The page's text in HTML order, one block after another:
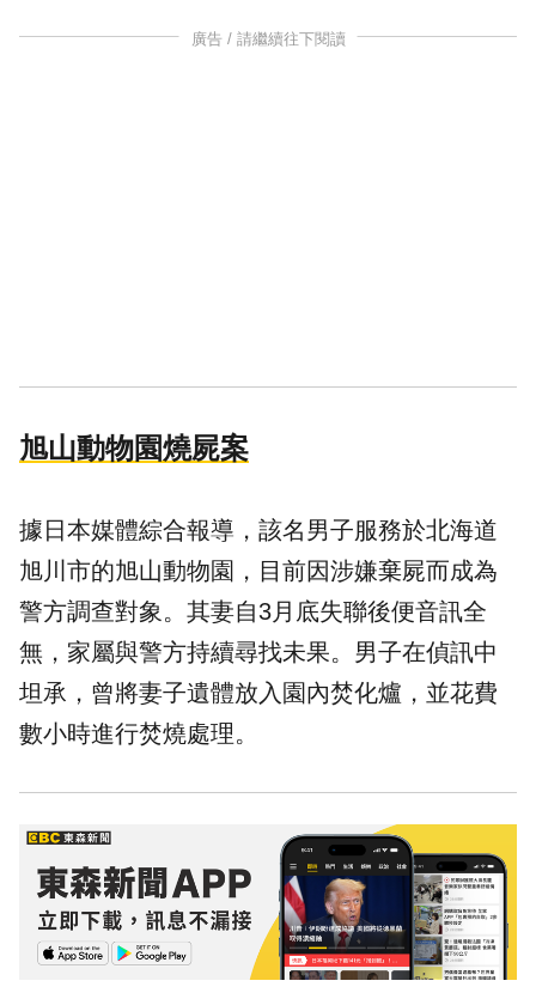
廣告 / 請繼續往下閱讀
旭山動物園燒屍案
據日本媒體綜合報導，該名男子服務於北海道
旭川市的旭山動物園，目前因涉嫌棄屍而成為
警方調查對象。其妻自3月底失聯後便音訊全
無，家屬與警方持續尋找未果。男子在偵訊中
坦承，曾將妻子遺體放入園內焚化爐，並花費
數小時進行焚燒處理。